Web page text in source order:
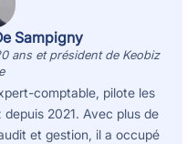
Sampigny
ans et président de Keobiz
comptable, pilote les
2021. Avec plus de
et gestion, il a occupé